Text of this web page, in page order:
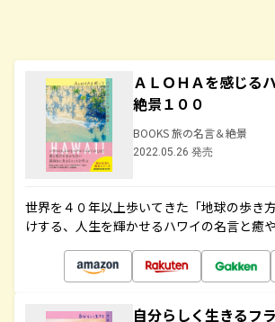
ＡＬＯＨＡを感じる
絶景１００
BOOKS 旅の名言＆絶景
2022.05.26 発売
世界を４０年以上歩いてきた「地球の歩き
けする、人生を輝かせるハワイの名言と癒
自分らしく生きるフ